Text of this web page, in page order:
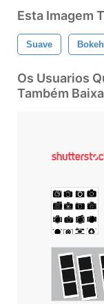
Esta Imagem
Suave Bokeh
Os Usuarios
Também